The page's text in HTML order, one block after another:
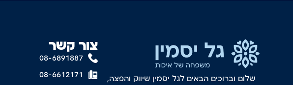
צור קשר
08-6891887
08-6612171
שלום וברוכים הבאים לגל יסמין שיווק והפצה,